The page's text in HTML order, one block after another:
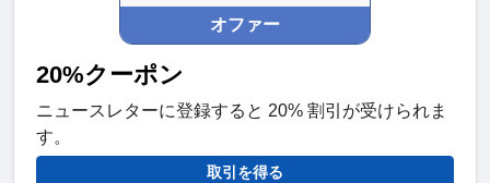
オファー
20%クーポン
ニュースレターに登録すると 20% 割引が受けられま
す。
取引を得る